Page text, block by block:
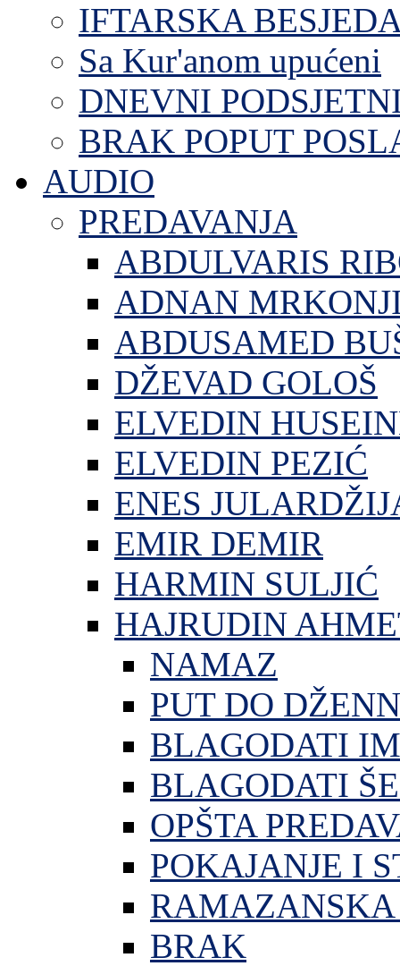
IFTARSKA
Sa Kur'anom upućeni
DNEVNI
BRAK POPUT
AUDIO
PREDAVANJA
ABDULVARIS
ADNAN
ABDUSAMED
DŽEVAD GOLOŠ
ELVEDIN
ELVEDIN PEZIĆ
ENES
EMIR DEMIR
HARMIN SULJIĆ
HAJRUDIN
NAMAZ
PUT DO
BLAGODATI
BLAGODATI
OPŠTA
POKAJANJE I
RAMAZANSKA
BRAK